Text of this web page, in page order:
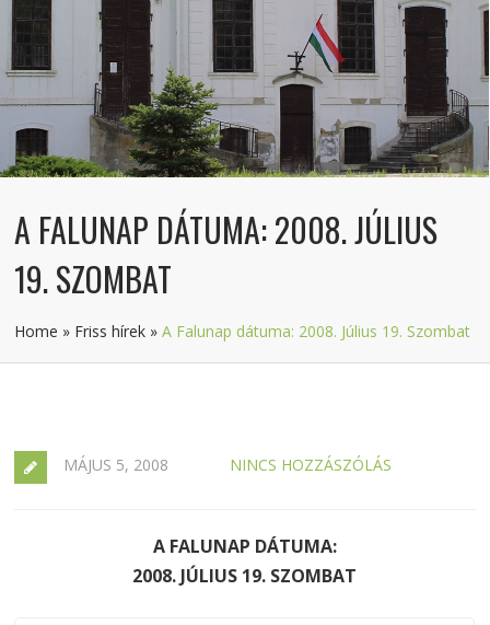
A FALUNAP DÁTUMA: 2008. JÚLIUS
19. SZOMBAT
Home » Friss hírek »A Falunap dátuma: 2008. Július 19. Szombat
MÁJUS 5, 2008 NINCS HOZZÁSZÓLÁS
A FALUNAP DÁTUMA:
2008. JÚLIUS 19. SZOMBAT